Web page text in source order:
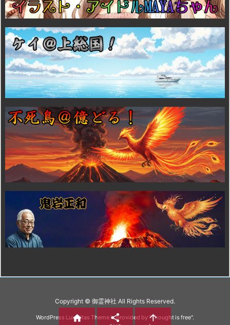
Copyright © 御霊神社 All Rights Reserved.
WordPress Luxeritas Theme is provided by "Thought is free".
  